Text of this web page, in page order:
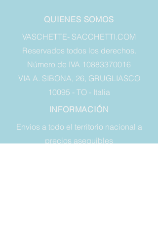
QUIENES SOMOS
VASCHETTE- SACCHETTI.COM
Reservados todos los derechos.
Número de IVA 10883370016
VIA A. SIBONA, 26, GRUGLIASCO
10095 - TO - Italia
INFORMACIÓN
Envíos a todo el territorio nacional a
precios asequibles